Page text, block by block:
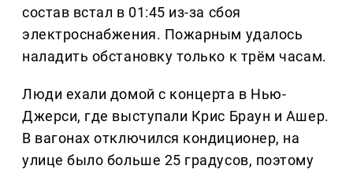
состав встал в 01:45 из-за сбоя
электроснабжения. Пожарным удалось
наладить обстановку только к трём часам.
Люди ехали домой с концерта в Нью-
Джерси, где выступали Крис Браун и Ашер.
В вагонах отключился кондиционер, на
улице было больше 25 градусов, поэтому